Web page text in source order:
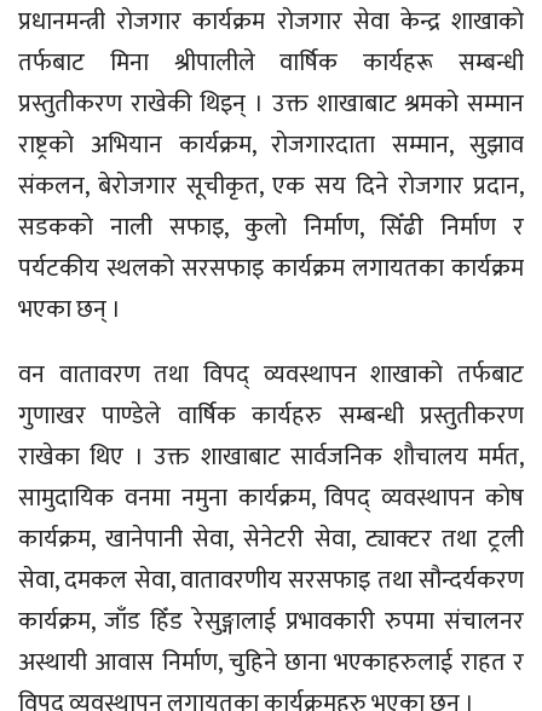
प्रधानमन्त्री राेजगार कार्यक्रम राेजगार सेवा केन्द्र शाखाकाे
तर्फबाट मिना श्रीपालीले वार्षिक कार्यहरू सम्बन्धी
प्रस्तुतीकरण राखेकी थिइन् । उक्त शाखाबाट श्रमको सम्मान
राष्ट्रकाे अभियान कार्यक्रम, राेजगारदाता सम्मान, सुझाव
संकलन, बेराेजगार सूचीकृत, एक सय दिने राेजगार प्रदान,
सडकको नाली सफाइ, कुलाे निर्माण, सिँढी निर्माण र
पर्यटकीय स्थलको सरसफाइ कार्यक्रम लगायतका कार्यक्रम
भएका छन् ।
वन वातावरण तथा विपद् व्यवस्थापन शाखाको तर्फबाट
गुणाखर पाण्डेले वार्षिक कार्यहरु सम्बन्धी प्रस्तुतीकरण
राखेका थिए । उक्त शाखाबाट सार्वजनिक शाैचालय मर्मत,
सामुदायिक वनमा नमुना कार्यक्रम, विपद् व्यवस्थापन काेष
कार्यक्रम, खानेपानी सेवा, सेनेटरी सेवा, ट्याक्टर तथा ट्रली
सेवा, दमकल सेवा, वातावरणीय सरसफाइ तथा सौन्दर्यकरण
कार्यक्रम, जाँड हिँड रेसुङ्गालाई प्रभावकारी रुपमा संचालनर
अस्थायी आवास निर्माण, चुहिने छाना भएकाहरुलाई राहत र